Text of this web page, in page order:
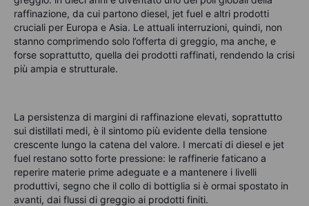
raffinazione, da cui partono diesel, jet fuel e altri prodotti
cruciali per Europa e Asia. Le attuali interruzioni, quindi, non
stanno comprimendo solo l’offerta di greggio, ma anche, e
forse soprattutto, quella dei prodotti raffinati, rendendo la crisi
più ampia e strutturale.
La persistenza di margini di raffinazione elevati, soprattutto
sui distillati medi, è il sintomo più evidente della tensione
crescente lungo la catena del valore. I mercati di diesel e jet
fuel restano sotto forte pressione: le raffinerie faticano a
reperire materie prime adeguate e a mantenere i livelli
produttivi, segno che il collo di bottiglia si è ormai spostato in
avanti, dai flussi di greggio ai prodotti finiti.